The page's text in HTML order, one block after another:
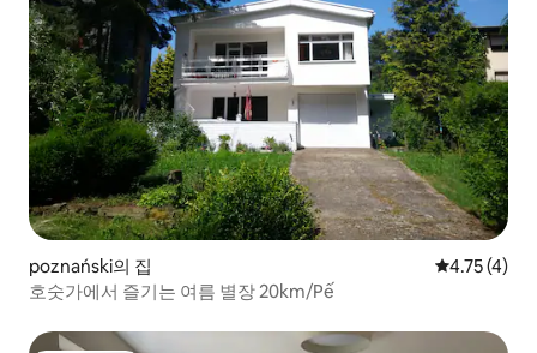
poznański의 집 평점 4.75점
4.75 (4)
호숫가에서 즐기는 여름 별장 20km/Pế